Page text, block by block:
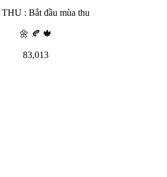
: Bắt đầu mùa thu
🌼 🍂 🍁
83,013